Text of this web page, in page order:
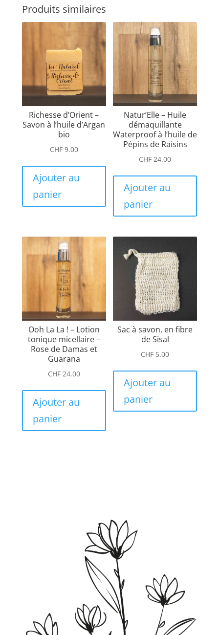
Produits similaires
Richesse d’Orient –
Savon à l’huile d’Argan
bio
CHF9.00
Ajouter au
panier
Natur’Elle – Huile
démaquillante
Waterproof à l’huile de
Pépins de Raisins
CHF 24.00
Ajouter au
panier
Ooh La La ! – Lotion
tonique micellaire –
Rose de Damas et
Guarana
CHF24.00
Ajouter au
panier
Sac à savon, en fibre
de Sisal
CHF 5.00
Ajouter au
panier